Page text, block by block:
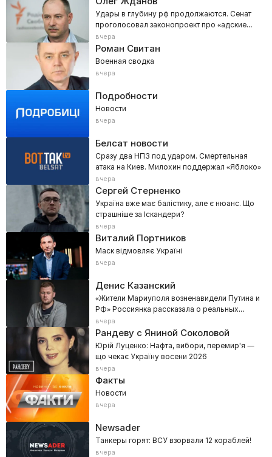
Удары в глубину рф продолжаются. Сенат
проголосовал законопроект про «адские
санкции»
вчера
Роман Свитан
Военная сводка
вчера
Подробности
Новости
вчера
Белсат новости
Сразу два НПЗ под ударом. Смертельная
атака на Киев. Милохин поддержал «Яблоко»
вчера
Сергей Стерненко
Україна вже має балістику, але є нюанс. Що
страшніше за Іскандери?
вчера
Виталий Портников
Маск відмовляє Україні
вчера
Денис Казанский
«Жители Мариуполя возненавидели Путина и
РФ» Россиянка рассказала о реальных
настроениях Донбасса
вчера
Рандеву с Яниной Соколовой
Юрій Луценко: Нафта, вибори, перемир'я —
що чекає Україну восени 2026
вчера
Факты
Новости
вчера
Newsader
Танкеры горят: ВСУ взорвали 12 кораблей!
вчера